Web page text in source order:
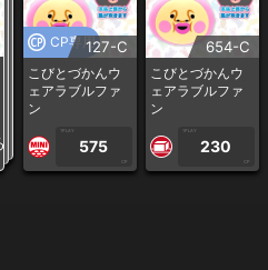
CP専用127-C
こびとづかんウ
ェアラブルファ
ン
1PLAY
575
CP
654-C
こびとづかんウ
ェアラブルファ
ン
1PLAY
230
CP